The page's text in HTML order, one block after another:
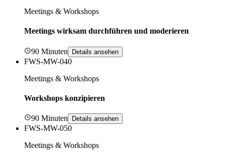
Meetings & Workshops
Meetings wirksam durchführen und moderieren
90 Minuten Details ansehen
FWS-MW-040
Meetings & Workshops
Workshops konzipieren
90 Minuten Details ansehen
FWS-MW-050
Meetings & Workshops